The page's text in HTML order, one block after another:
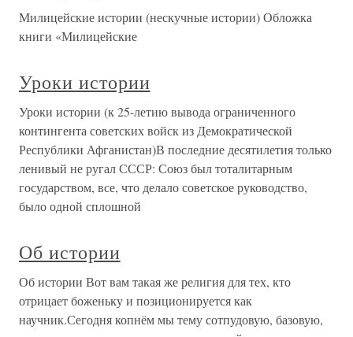
Милицейские истории (нескучные истории) Обложка
книги «Милицейские
Уроки истории
Уроки истории (к 25-летию вывода ограниченного
контингента советских войск из Демократической
Республики Афганистан)В последние десятилетия только
ленивый не ругал СССР: Союз был тоталитарным
государством, все, что делало советское руководство,
было одной сплошной
Об истории
Об истории Вот вам такая же религия для тех, кто
отрицает боженьку и позиционируется как
научник.Сегодня копнём мы тему сотпудовую, базовую,